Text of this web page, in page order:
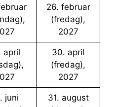
26. februar
(fredag),
2027
30. april
(fredag),
2027
31. august